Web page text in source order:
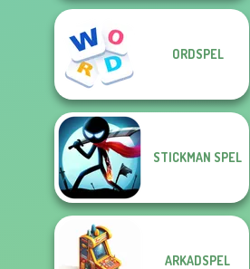
ORDSPEL
STICKMAN SPEL
ARKADSPEL